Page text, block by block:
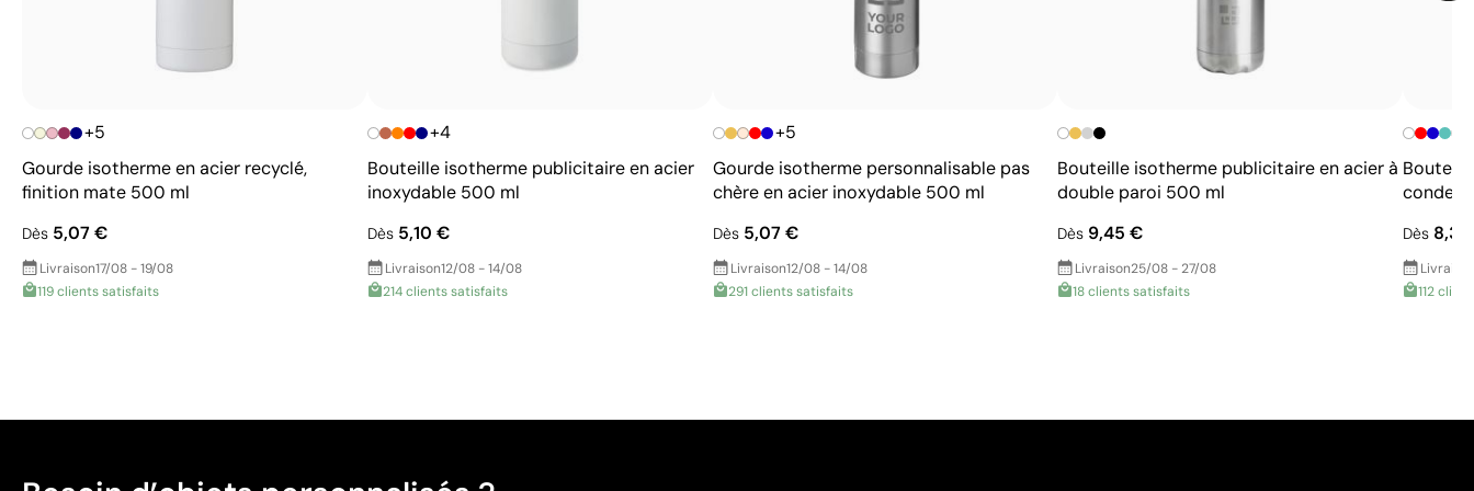
+5
Gourde isotherme en acier recyclé,
finition mate 500 ml
Dès 5,07 €
Livraison17/08 - 19/08
119 clients satisfaits
+4
Bouteille isotherme publicitaire en acier
inoxydable 500 ml
Dès5,10 €
Livraison12/08 - 14/08
214 clients satisfaits
+5
Gourde isotherme personnalisable pas
chère en acier inoxydable 500 ml
Dès5,07 €
Livraison12/08 - 14/08
291 clients satisfaits
Bouteille isotherme publicitaire en acier à
double paroi 500 ml
Dès 9,45 €
Livraison25/08 - 27/08
18 clients satisfaits
Dès
112